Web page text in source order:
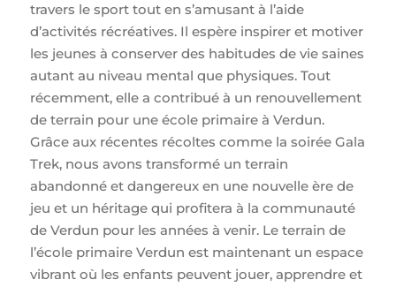
travers le sport tout en s’amusant à l’aide
d’activités récréatives. Il espère inspirer et motiver
les jeunes à conserver des habitudes de vie saines
autant au niveau mental que physiques. Tout
récemment, elle a contribué à un renouvellement
de terrain pour une école primaire à Verdun.
Grâce aux récentes récoltes comme la soirée Gala
Trek, nous avons transformé un terrain
abandonné et dangereux en une nouvelle ère de
jeu et un héritage qui profitera à la communauté
de Verdun pour les années à venir. Le terrain de
l’école primaire Verdun est maintenant un espace
vibrant où les enfants peuvent jouer, apprendre et